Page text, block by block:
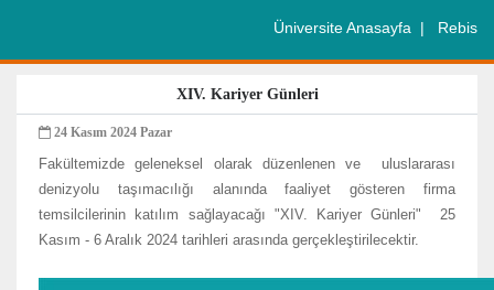
Üniversite Anasayfa Rebis
XIV. Kariyer Günleri
24 Kasım 2024 Pazar
Fakültemizde geleneksel olarak düzenlenen ve uluslararası
denizyolu taşımacılığı alanında faaliyet gösteren firma
temsilcilerinin katılım sağlayacağı "XIV. Kariyer Günleri" 25
Kasım - 6 Aralık 2024 tarihleri arasında gerçekleştirilecektir.